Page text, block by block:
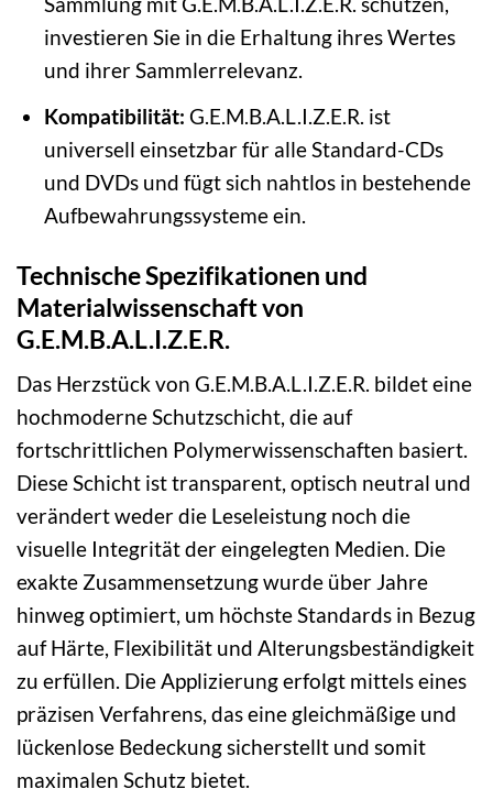
investieren Sie in die Erhaltung ihres Wertes
und ihrer Sammlerrelevanz.
Kompatibilität: G.E.M.B.A.L.I.Z.E.R. ist
universell einsetzbar für alle Standard-CDs
und DVDs und fügt sich nahtlos in bestehende
Aufbewahrungssysteme ein.
Technische Spezifikationen und
Materialwissenschaft von
G.E.M.B.A.L.I.Z.E.R.
Das Herzstück von G.E.M.B.A.L.I.Z.E.R. bildet eine
hochmoderne Schutzschicht, die auf
fortschrittlichen Polymerwissenschaften basiert.
Diese Schicht ist transparent, optisch neutral und
verändert weder die Leseleistung noch die
visuelle Integrität der eingelegten Medien. Die
exakte Zusammensetzung wurde über Jahre
hinweg optimiert, um höchste Standards in Bezug
auf Härte, Flexibilität und Alterungsbeständigkeit
zu erfüllen. Die Applizierung erfolgt mittels eines
präzisen Verfahrens, das eine gleichmäßige und
lückenlose Bedeckung sicherstellt und somit
maximalen Schutz bietet.